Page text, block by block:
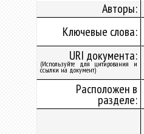
Авторы:
Ключевые слова:
URI документа:
(Используйте для цитирования и
ссылки на документ)
Расположен в
разделе: